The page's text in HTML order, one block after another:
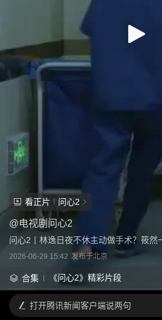
看正片 问心2
@电视剧问心2
问心2丨林逸日夜不休主动做手术？筱然
2026-06-29 15:42 发布于北京
合集 《问心2》精彩片段
打开腾讯新闻客户端说两句